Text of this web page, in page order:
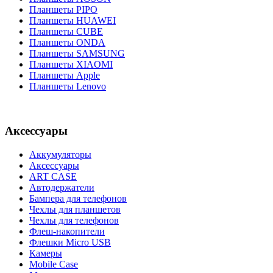
Планшеты PIPO
Планшеты HUAWEI
Планшеты CUBE
Планшеты ONDA
Планшеты SAMSUNG
Планшеты XIAOMI
Планшеты Apple
Планшеты Lenovo
Аксессуары
Аккумуляторы
Аксессуары
ART CASE
Автодержатели
Бампера для телефонов
Чехлы для планшетов
Чехлы для телефонов
Флеш-накопители
Флешки Micro USB
Камеры
Mobile Case